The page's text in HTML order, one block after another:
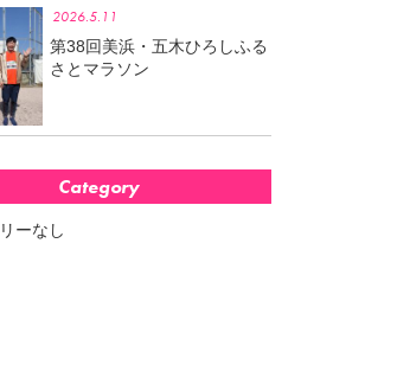
2026.5.11
第38回美浜・五木ひろしふる
さとマラソン
Category
ーなし